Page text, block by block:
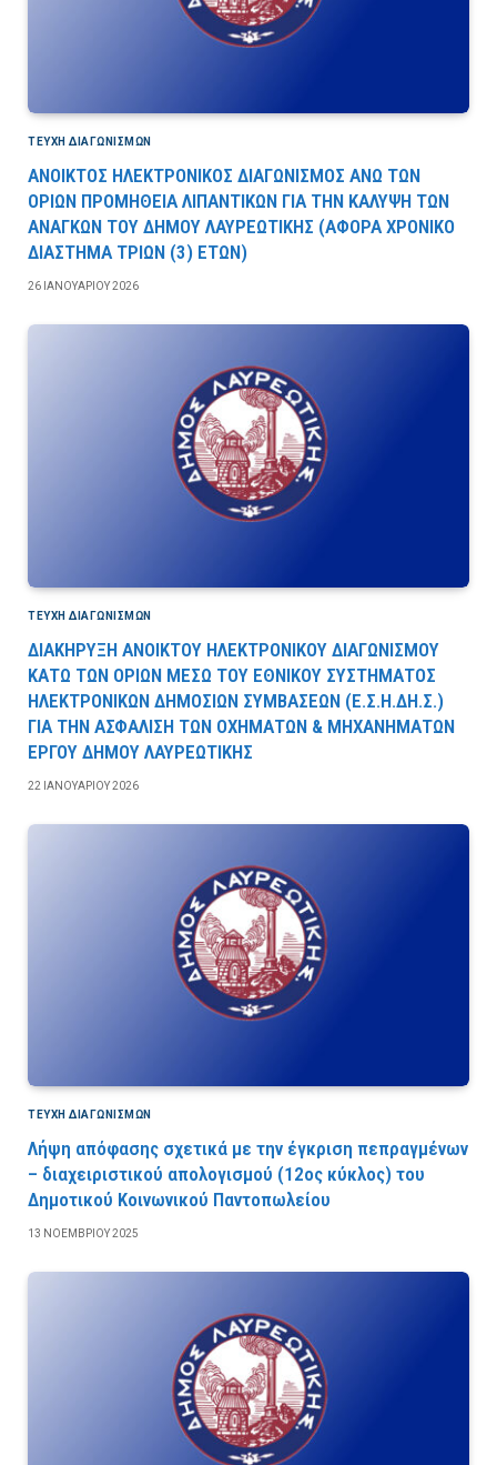
ΤΕΎΧΗ ΔΙΑΓΩΝΙΣΜΏΝ
ΑΝΟΙΚΤΟΣ ΗΛΕΚΤΡΟΝΙΚΟΣ ΔΙΑΓΩΝΙΣΜΟΣ ΑΝΩ ΤΩΝ
ΟΡΙΩΝ ΠΡΟΜΗΘΕΙΑ ΛΙΠΑΝΤΙΚΩΝ ΓΙΑ ΤΗΝ ΚΑΛΥΨΗ ΤΩΝ
ΑΝΑΓΚΩΝ ΤΟΥ ΔΗΜΟΥ ΛΑΥΡΕΩΤΙΚΗΣ (ΑΦΟΡΑ ΧΡΟΝΙΚΟ
ΔΙΑΣΤΗΜΑ ΤΡΙΩΝ (3) ΕΤΩΝ)
26 ΙΑΝΟΥΑΡΊΟΥ 2026
ΤΕΎΧΗ ΔΙΑΓΩΝΙΣΜΏΝ
ΔΙΑΚΗΡΥΞΗ ΑΝΟΙΚΤΟΥ ΗΛΕΚΤΡΟΝΙΚΟΥ ΔΙΑΓΩΝΙΣΜΟΥ
ΚΑΤΩ ΤΩΝ ΟΡΙΩΝ ΜΕΣΩ ΤΟΥ ΕΘΝΙΚΟΥ ΣΥΣΤΗΜΑΤΟΣ
ΗΛΕΚΤΡΟΝΙΚΩΝ ΔΗΜΟΣΙΩΝ ΣΥΜΒΑΣΕΩΝ (Ε.Σ.Η.ΔΗ.Σ.)
ΓΙΑ ΤΗΝ ΑΣΦΑΛΙΣΗ ΤΩΝ ΟΧΗΜΑΤΩΝ & ΜΗΧΑΝΗΜΑΤΩΝ
ΕΡΓΟΥ ΔΗΜΟΥ ΛΑΥΡΕΩΤΙΚΗΣ
22 ΙΑΝΟΥΑΡΊΟΥ 2026
ΤΕΎΧΗ ΔΙΑΓΩΝΙΣΜΏΝ
Λήψη απόφασης σχετικά με την έγκριση πεπραγμένων
– διαχειριστικού απολογισμού (12ος κύκλος) του
Δημοτικού Κοινωνικού Παντοπωλείου
13 ΝΟΕΜΒΡΊΟΥ 2025